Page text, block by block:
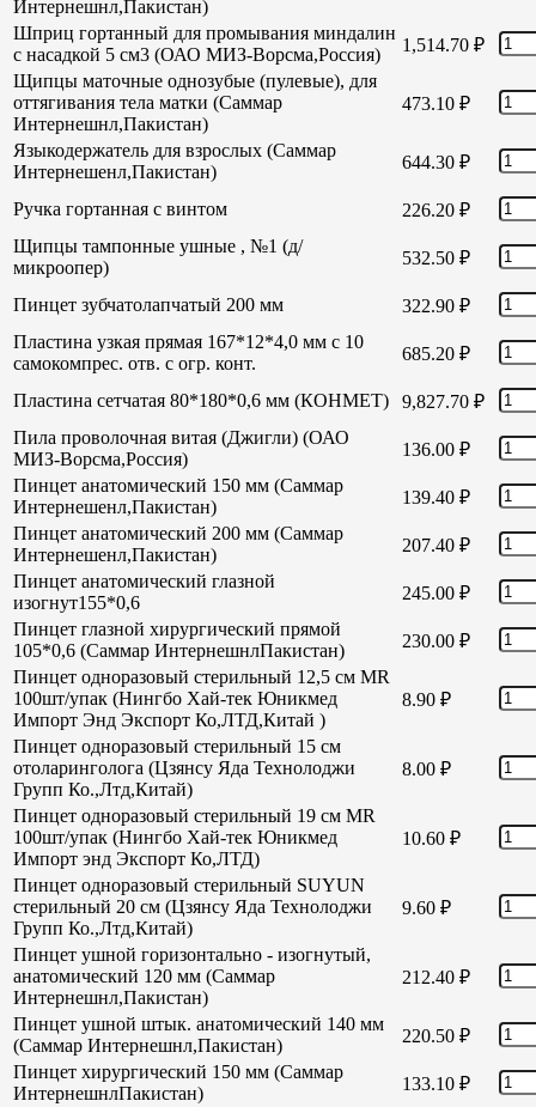
Интернешнл,Пакистан)
Шприц гортанный для промывания миндалин
с насадкой 5 см3 (ОАО МИЗ-Ворсма,Россия)
1,514.70 ₽
Щипцы маточные однозубые (пулевые), для
оттягивания тела матки (Саммар
Интернешнл,Пакистан)
473.10 ₽
Языкодержатель для взрослых (Саммар
Интернешенл,Пакистан)
644.30 ₽
Ручка гортанная с винтом 226.20 ₽
Щипцы тампонные ушные , №1 (д/
микроопер)
532.50 ₽
Пинцет зубчатолапчатый 200 мм 322.90 ₽
Пластина узкая прямая 167*12*4,0 мм с 10
самокомпрес. отв. с огр. конт.
685.20 ₽
Пластина сетчатая 80*180*0,6 мм (КОНМЕТ) 9,827.70 ₽
Пила проволочная витая (Джигли) (ОАО
МИЗ-Ворсма,Россия)
136.00 ₽
Пинцет анатомический 150 мм (Саммар
Интернешенл,Пакистан)
139.40 ₽
Пинцет анатомический 200 мм (Саммар
Интернешенл,Пакистан)
207.40 ₽
Пинцет анатомический глазной
изогнут155*0,6
245.00 ₽
Пинцет глазной хирургический прямой
105*0,6 (Саммар ИнтернешнлПакистан)
230.00 ₽
Пинцет одноразовый стерильный 12,5 см MR
100шт/упак (Нингбо Хай-тек Юникмед
Импорт Энд Экспорт Ко,ЛТД,Китай )
8.90 ₽
Пинцет одноразовый стерильный 15 см
отоларинголога (Цзянсу Яда Технолоджи
Групп Ко.,Лтд,Китай)
8.00 ₽
Пинцет одноразовый стерильный 19 см MR
100шт/упак (Нингбо Хай-тек Юникмед
Импорт энд Экспорт Ко,ЛТД)
10.60 ₽
Пинцет одноразовый стерильный SUYUN
стерильный 20 см (Цзянсу Яда Технолоджи
Групп Ко.,Лтд,Китай)
9.60 ₽
Пинцет ушной горизонтально - изогнутый,
анатомический 120 мм (Саммар
Интернешнл,Пакистан)
212.40 ₽
Пинцет ушной штык. анатомический 140 мм
(Саммар Интернешнл,Пакистан)
220.50 ₽
Пинцет хирургический 150 мм (Саммар
ИнтернешнлПакистан)
133.10 ₽